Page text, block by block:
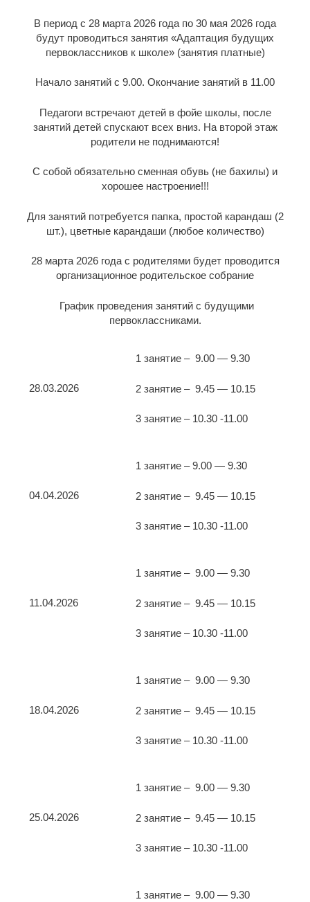
В период с 28 марта 2026 года по 30 мая 2026 года
будут проводиться занятия «Адаптация будущих
первоклассников к школе» (занятия платные)
Начало занятий с 9.00. Окончание занятий в 11.00
Педагоги встречают детей в фойе школы, после
занятий детей спускают всех вниз. На второй этаж
родители не поднимаются!
С собой обязательно сменная обувь (не бахилы) и
хорошее настроение!!!
Для занятий потребуется папка, простой карандаш (2
шт.), цветные карандаши (любое количество)
28 марта 2026 года с родителями будет проводится
организационное родительское собрание
График проведения занятий с будущими
первоклассниками.
28.03.2026
1 занятие – 9.00 — 9.30
2 занятие – 9.45 — 10.15
3 занятие – 10.30 -11.00
04.04.2026
1 занятие – 9.00 — 9.30
2 занятие – 9.45 — 10.15
3 занятие – 10.30 -11.00
11.04.2026
1 занятие – 9.00 — 9.30
2 занятие – 9.45 — 10.15
3 занятие – 10.30 -11.00
18.04.2026
1 занятие – 9.00 — 9.30
2 занятие – 9.45 — 10.15
3 занятие – 10.30 -11.00
25.04.2026
1 занятие – 9.00 — 9.30
2 занятие – 9.45 — 10.15
3 занятие – 10.30 -11.00
1 занятие – 9.00 — 9.30